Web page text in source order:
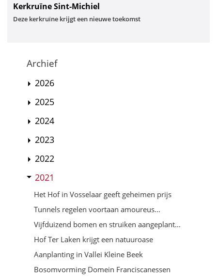
Kerkruïne Sint-Michiel
Deze kerkruïne krijgt een nieuwe toekomst
Archief
2026
2025
2024
2023
2022
2021
Het Hof in Vosselaar geeft geheimen prijs
Tunnels regelen voortaan amoureus...
Vijfduizend bomen en struiken aangeplant...
Hof Ter Laken krijgt een natuuroase
Aanplanting in Vallei Kleine Beek
Bosomvorming Domein Franciscanessen